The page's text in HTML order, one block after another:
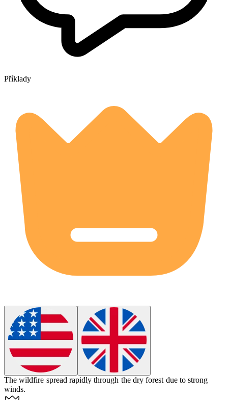
Příklady
Thewildfire spread rapidly through the dry forest due to strong
winds.